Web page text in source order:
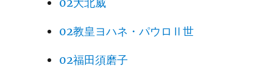
02教皇ヨハネ・パウロⅡ世
02福田須磨子